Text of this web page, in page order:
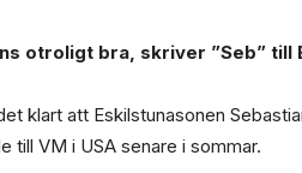
otroligt bra, skriver ”Seb” till
klart att Eskilstunasonen
till VM i USA senare i sommar.